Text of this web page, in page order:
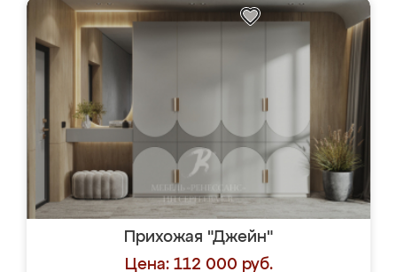
Прихожая "Джейн"
Цена: 112 000 руб.